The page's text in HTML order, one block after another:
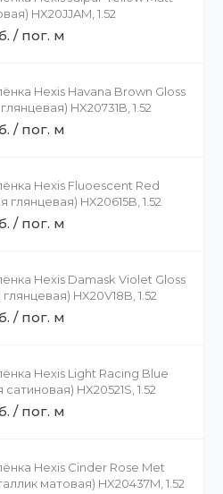
HX20JJAM, 1.52
/ пог. м
Hexis Havana Brown Gloss
HX20731B, 1.52
/ пог. м
Hexis Fluoescent Red
глянцевая) HX20615B, 1.52
/ пог. м
Hexis Damask Violet Gloss
HX20V18B, 1.52
/ пог. м
Hexis Light Racing Blue
HX20521S, 1.52
/ пог. м
Hexis Cinder Rose Met
матовая) HX20437M, 1.52